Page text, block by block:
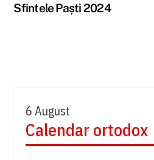
Sfintele Paști 2024
6 August
Calendar ortodox